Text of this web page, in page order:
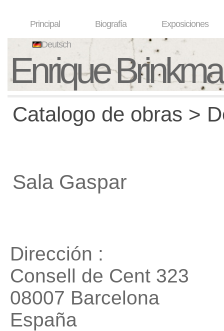
Principal Biografía Exposiciones
Deutsch
Enrique
Catalogo de obras >
Sala Gaspar
Dirección :
Consell de Cent 323
08007 Barcelona
España